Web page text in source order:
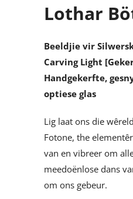
Lothar
Beeldjie vir
Carving Light
Handgekerfte,
optiese glas
Lig laat ons die
Fotone, the
van en vibreer om
meedoënlose dans
om ons gebeur.